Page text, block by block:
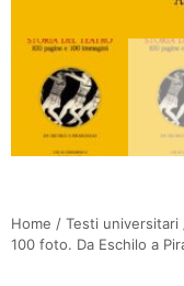
Home / Testi universitari
100 foto. Da Eschilo a